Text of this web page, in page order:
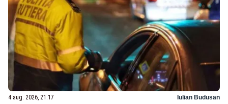
4 aug. 2026, 21:17 Iulian Budusan